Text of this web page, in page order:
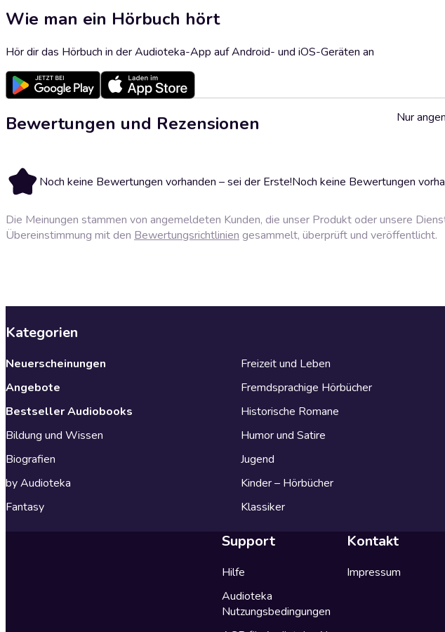
Wie man ein Hörbuch hört
Hör dir das Hörbuch in der Audioteka-App auf Android- und iOS-Geräten an
Bewertungen und Rezensionen
Noch keine Bewertungen vorhanden – sei der Erste!Noch keine Bewertungen
Nur
Die Meinungen stammen von angemeldeten Kunden, die unser Produkt oder unsere
Übereinstimmung mit den Bewertungsrichtlinien gesammelt, überprüft und veröffentlicht.
Kategorien
Neuerscheinungen
Angebote
Bestseller Audiobooks
Bildung und Wissen
Biografien
by Audioteka
Fantasy
Freizeit und Leben
Fremdsprachige Hörbücher
Historische Romane
Humor und Satire
Jugend
Kinder – Hörbücher
Klassiker
Support
Hilfe
Audioteka
Nutzungsbedingungen
Kontakt
Impressum